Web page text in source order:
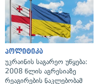
პოლიტიკა
უკრაინის საგარეო უწყება:
2008 წლის აგრესიაზე
რეაგირების ნაკლებობამ